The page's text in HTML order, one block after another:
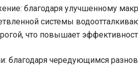
благодаря улучшенному
системы
что повышает
благодаря чередующимся